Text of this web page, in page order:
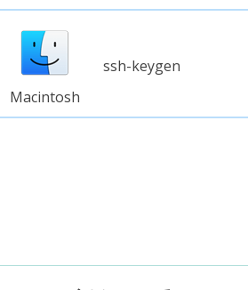
Macintosh
ssh-keygen